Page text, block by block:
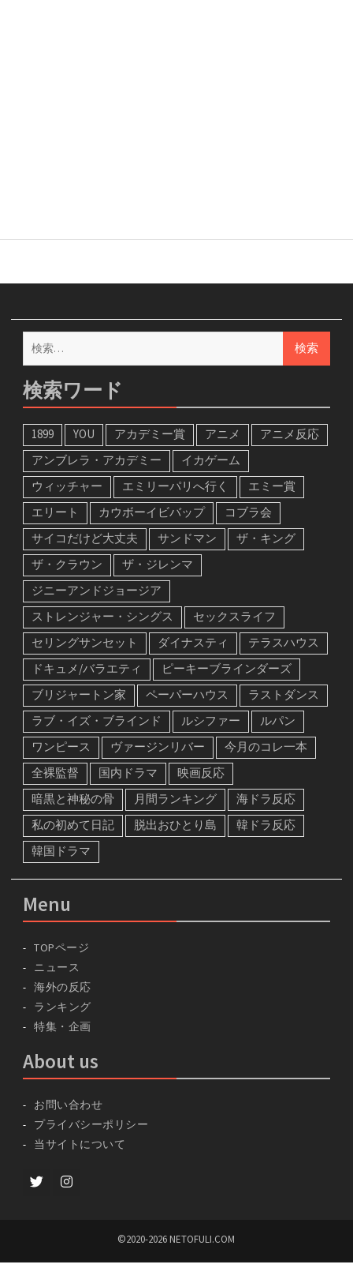
索:
検索ワード
1899 YOU アカデミー賞 アニメ
アンブレラ・アカデミー
イカゲーム
ウィッチャー
エミリーパリへ行く
エミー賞
エリート
カウボーイビバップ
コブラ会
サイコだけど大丈夫
サンドマン
ザ・クラウン
ザ・ジレンマ
ジニーアンドジョージア
ストレンジャー・シングス
セックスライフ
セリングサンセット
ダイナスティ
テラスハウス
ドキュメ/バラエティ
ピーキーブラインダーズ
ブリジャートン家
ペーパーハウス
ラストダンス
ラブ・イズ・ブラインド
ルシファー
ルパン
ワンピース
ヴァージンリバー
今月のコレ一本
全裸監督
国内ドラマ
映画反応
暗黒と神秘の骨
月間ランキング
海ドラ反応
私の初めて日記
Menu
TOPページ
ニュース
海外の反応
ランキング
About us
お問い合わせ
プライバシーポリシー